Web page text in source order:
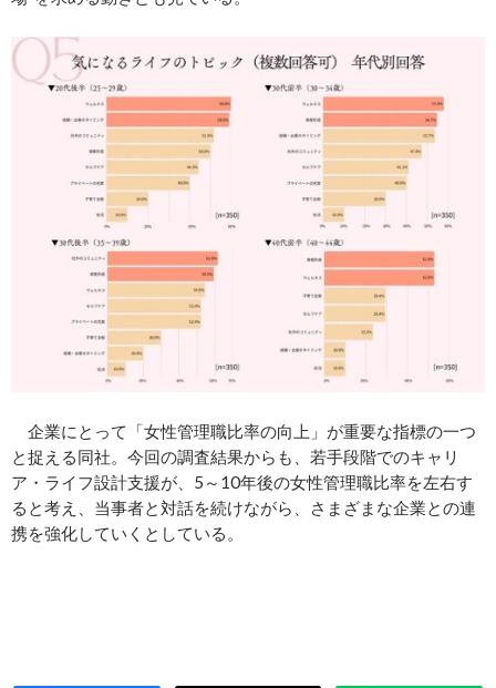
企業にとって「女性管理職比率の向上」が重要な指標の一つ
と捉える同社。今回の調査結果からも、若手段階でのキャリ
ア・ライフ設計支援が、5～10年後の女性管理職比率を左右す
ると考え、当事者と対話を続けながら、さまざまな企業との連
携を強化していくとしている。